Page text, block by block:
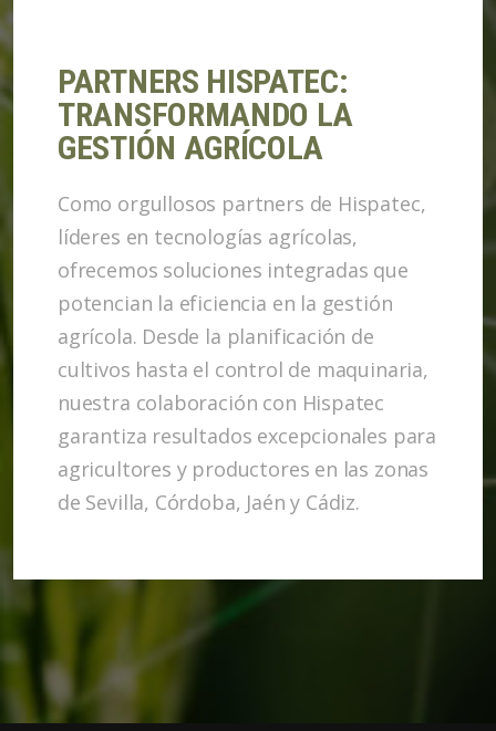
PARTNERS HISPATEC:
TRANSFORMANDO LA
GESTIÓN AGRÍCOLA
Como orgullosos partners de Hispatec,
líderes en tecnologías agrícolas,
ofrecemos soluciones integradas que
potencian la eficiencia en la gestión
agrícola. Desde la planificación de
cultivos hasta el control de maquinaria,
nuestra colaboración con Hispatec
garantiza resultados excepcionales para
agricultores y productores en las zonas
de Sevilla, Córdoba, Jaén y Cádiz.